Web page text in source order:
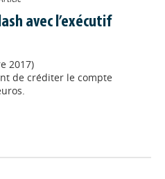
avec l’exécutif
2017)
de créditer le compte